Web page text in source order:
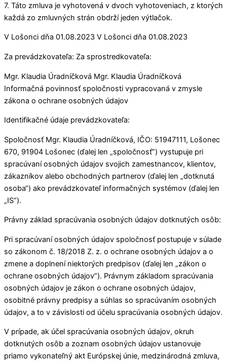
7. Táto zmluva je vyhotovená v dvoch vyhotoveniach, z ktorých
každá zo zmluvných strán obdrží jeden výtlačok.
V Lošonci dňa 01.08.2023 V Lošonci dňa 01.08.2023
Za prevádzkovateľa: Za sprostredkovateľa:
Mgr. Klaudia Úradníčková Mgr. Klaudia Úradníčková
Informačná povinnosť spoločnosti vypracovaná v zmysle
zákona o ochrane osobných údajov
Identifikačné údaje prevádzkovateľa:
Spoločnosť Mgr. Klaudia Úradníčková, IČO: 51947111, Lošonec
670, 91904 Lošonec (ďalej len „spoločnosť”) vystupuje pri
spracúvaní osobných údajov svojich zamestnancov, klientov,
zákazníkov alebo obchodných partnerov (ďalej len „dotknutá
osoba“) ako prevádzkovateľ informačných systémov (ďalej len
„IS“).
Právny základ spracúvania osobných údajov dotknutých osôb:
Pri spracúvaní osobných údajov spoločnosť postupuje v súlade
so zákonom č. 18/2018 Z. z. o ochrane osobných údajov a o
zmene a doplnení niektorých predpisov (ďalej len „zákon o
ochrane osobných údajov“). Právnym základom spracúvania
osobných údajov je zákon o ochrane osobných údajov,
osobitné právny predpisy a súhlas so spracúvaním osobných
údajov, a to v závislosti od účelu spracúvania osobných údajov.
V prípade, ak účel spracúvania osobných údajov, okruh
dotknutých osôb a zoznam osobných údajov ustanovuje
priamo vykonateľný akt Európskej únie, medzinárodná zmluva,